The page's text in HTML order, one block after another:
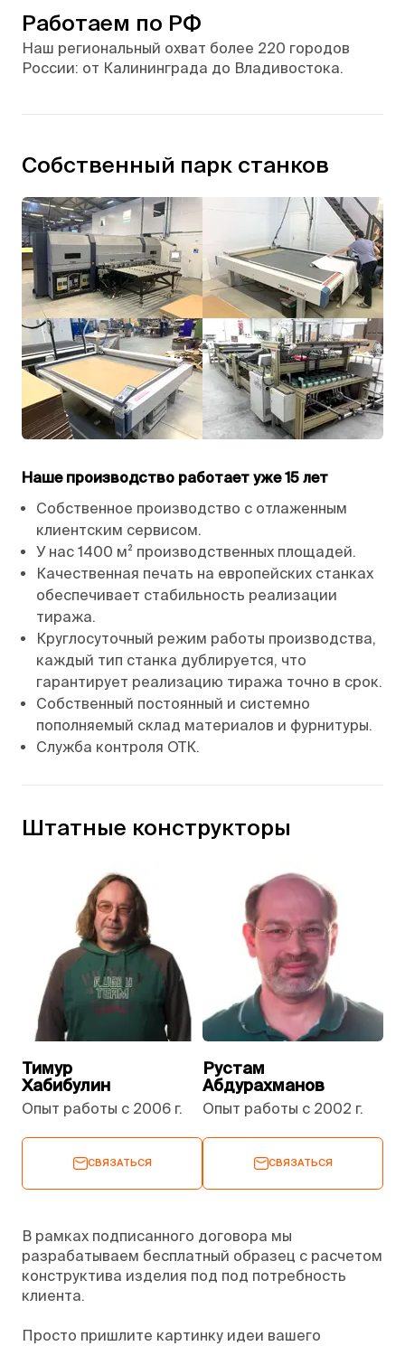
Работаем по РФ
Наш региональный охват более 220 городов
России: от Калининграда до Владивостока.
Собственный парк станков
Наше производство работает уже 15 лет
Собственное производство с отлаженным
клиентским сервисом.
У нас 1400 м² производственных площадей.
Качественная печать на европейских станках
обеспечивает стабильность реализации
тиража.
Круглосуточный режим работы производства,
каждый тип станка дублируется, что
гарантирует реализацию тиража точно в срок.
Собственный постоянный и системно
пополняемый склад материалов и фурнитуры.
Служба контроля ОТК.
Штатные конструкторы
Тимур
Хабибулин
Опыт работы с 2006 г.
СВЯЗАТЬСЯ
Рустам
Абдурахманов
Опыт работы с 2002 г.
СВЯЗАТЬСЯ
В рамках подписанного договора мы
разрабатываем бесплатный образец с расчетом
конструктива изделия под под потребность
клиента.
Просто пришлите картинку идеи вашего